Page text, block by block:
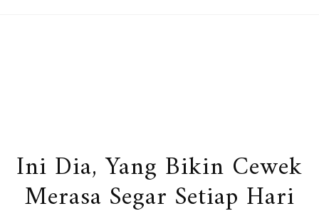
Ini Dia, Yang Bikin Cewek
Merasa Segar Setiap Hari